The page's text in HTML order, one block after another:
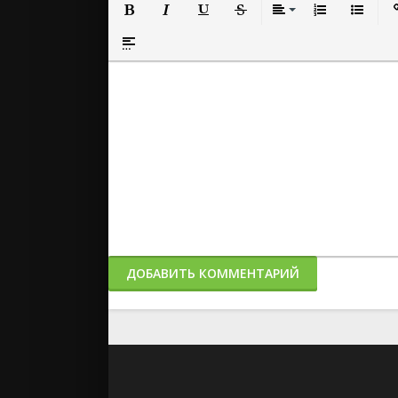
Вставка спойлера
ДОБАВИТЬ КОММЕНТАРИЙ